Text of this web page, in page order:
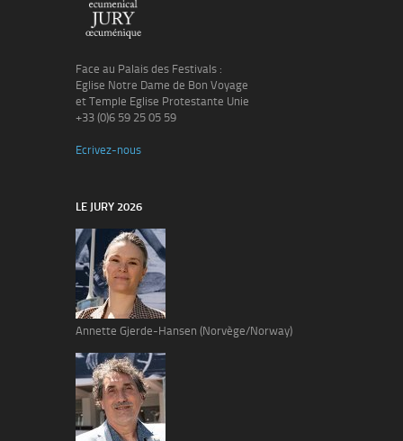
Face au Palais des Festivals :
Eglise Notre Dame de Bon Voyage
et Temple Eglise Protestante Unie
+33 (0)6 59 25 05 59
Ecrivez-nous
LE JURY 2026
Annette Gjerde-Hansen (Norvège/Norway)